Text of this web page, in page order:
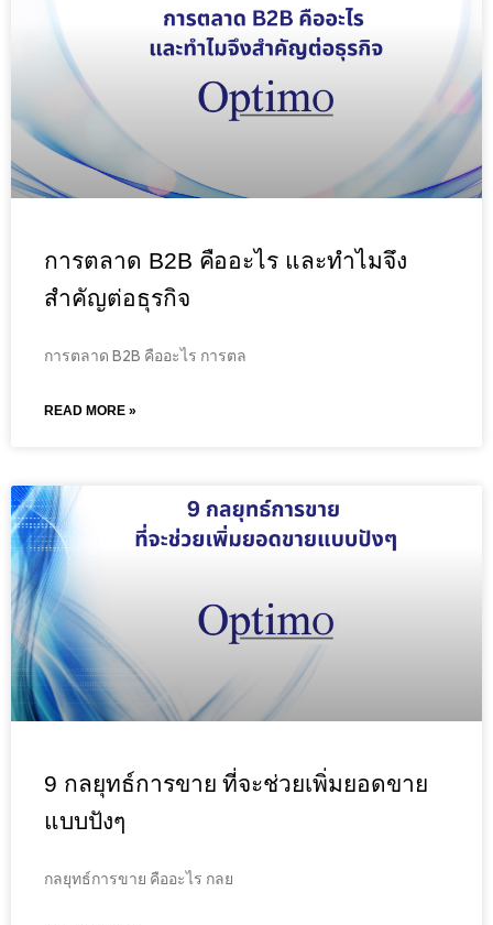
การตลาด B2B คืออะไร และทำไมจึง
สำคัญต่อธุรกิจ
การตลาด B2B คืออะไร การตล
READ MORE »
9 กลยุทธ์การขาย ที่จะช่วยเพิ่มยอดขาย
แบบปังๆ
กลยุทธ์การขาย คืออะไร กลย